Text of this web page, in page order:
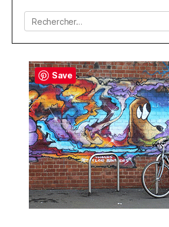
Rechercher :
Save